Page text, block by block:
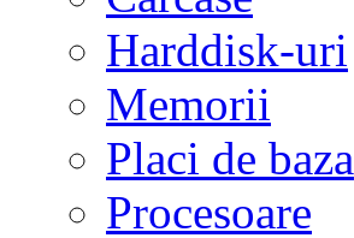
Harddisk-uri
Memorii
Placi de baza
Procesoare